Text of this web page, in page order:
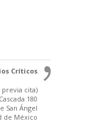
Críticos
previa cita)
Cascada 180
San Ángel
de México